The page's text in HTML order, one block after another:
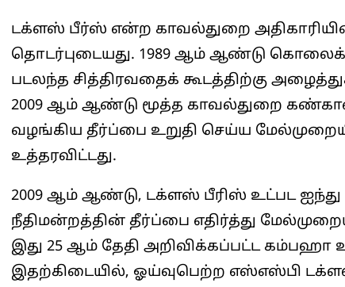
டக்ளஸ் பீர்ஸ் என்ற காவல்துறை
தொடர்புடையது. 1989 ஆம் ஆண்டு கொலைக்
படலந்த சித்திரவதைக் கூடத்திற்கு
2009 ஆம் ஆண்டு மூத்த காவல்துறை
வழங்கிய தீர்ப்பை உறுதி செய்ய
உத்தரவிட்டது.
2009 ஆம் ஆண்டு, டக்ளஸ் பீரிஸ் உட்பட
நீதிமன்றத்தின் தீர்ப்பை எதிர்த்து
இது 25 ஆம் தேதி அறிவிக்கப்பட்ட
இதற்கிடையில், ஓய்வுபெற்ற எஸ்எஸ்பி